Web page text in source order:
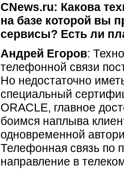
CNews.ru: Какова
на базе которой вы
сервисы? Есть ли
Андрей Егоров:
телефонной связи
Но недостаточно
специальный
ORACLE, главное
боимся наплыва
одновременной
Телефонная связь по
направление в